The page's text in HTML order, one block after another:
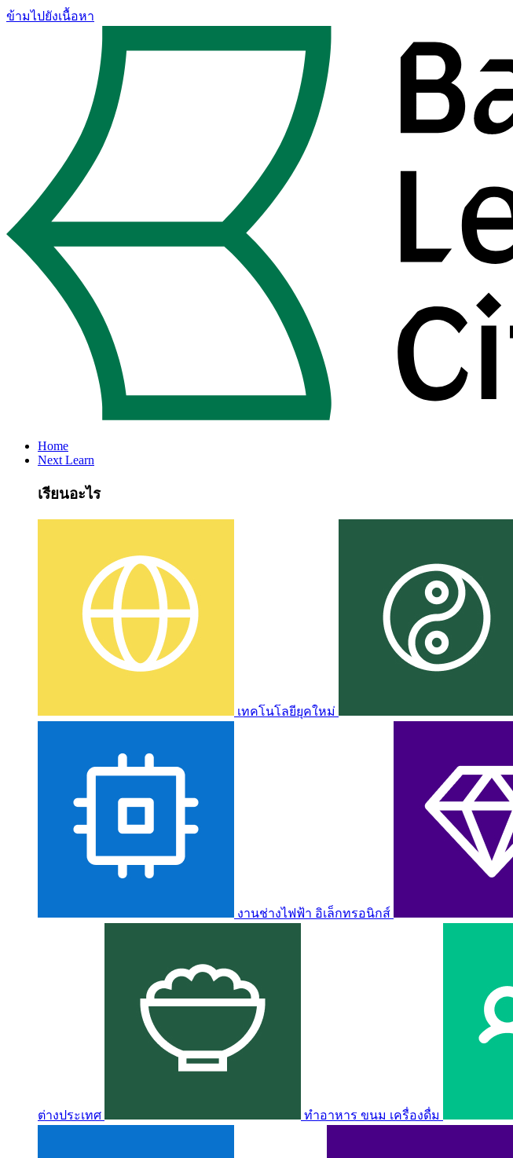
ข้ามไปยังเนื้อหา
Home
Next Learn
เรียนอะไร
เทคโนโลยียุคใหม่
งานช่างไฟฟ้า อิเล็กทรอนิกส์
ต่างประเทศ ทำอาหาร ขนม เครื่องดื่ม